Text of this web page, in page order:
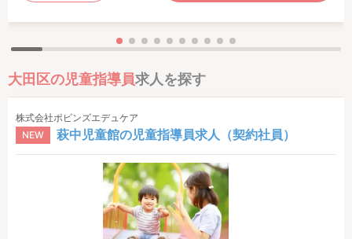
大田区の児童指導員求人を探す
株式会社ポピンズエデュケア
NEW
萩中児童館の児童指導員求人（契約社員）